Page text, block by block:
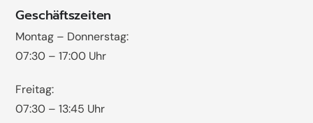
Geschäftszeiten
Montag – Donnerstag:
07:30 – 17:00 Uhr
Freitag:
07:30 – 13:45 Uhr